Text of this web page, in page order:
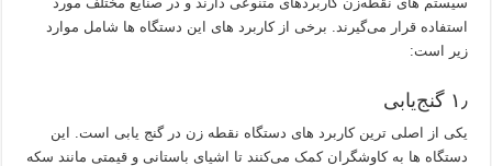
استفاده قرار می‌گیرند. برخی از کاربرد های این دستگاه‌ ها شامل موارد
زیر است:
۱٫ گنج‌یابی
یکی از اصلی‌ ترین کاربرد های دستگاه نقطه‌ زن در گنج‌ یابی است. این
دستگاه‌ ها به کاوشگران کمک می‌کنند تا اشیای باستانی و قیمتی مانند سکه‌